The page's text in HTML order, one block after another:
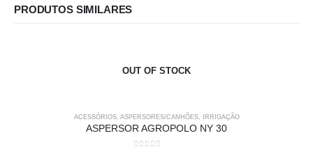
PRODUTOS SIMILARES
OUT OF STOCK
ACESSÓRIOS, ASPERSORES/CANHÕES, IRRIGAÇÃO
ASPERSOR AGROPOLO NY 30